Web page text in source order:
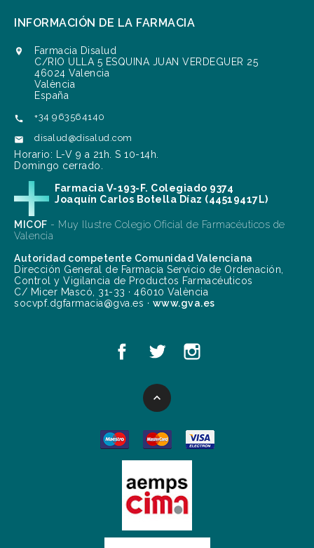
INFORMACIÓN DE LA FARMACIA

Farmacia Disalud
C/RIO ULLA 5 ESQUINA JUAN VERDEGUER 25
46024 Valencia
València
España
 +34 963564140
 disalud@disalud.com
Horario: L-V 9 a 21h. S 10-14h.
Domingo cerrado.
Farmacia V-193-F. Colegiado 9374
Joaquín Carlos Botella Díaz (44519417L)
MICOF - Muy Ilustre Colegio Oficial de Farmacéuticos de
Valencia
Autoridad competente Comunidad Valenciana
Dirección General de Farmacia Servicio de Ordenación,
Control y Vigilancia de Productos Farmacéuticos
C/ Micer Mascó, 31-33 · 46010 València
socvpf.dgfarmacia@gva.es · www.gva.es
